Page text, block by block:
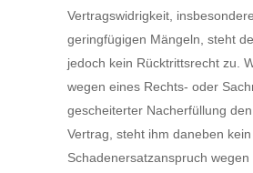
Vertragswidrigkeit,
geringfügigen Mängeln, steht
jedoch kein Rücktrittsrecht zu.
wegen eines Rechts- oder
gescheiterter Nacherfüllung
Vertrag, steht ihm daneben kein
Schadenersatzanspruch